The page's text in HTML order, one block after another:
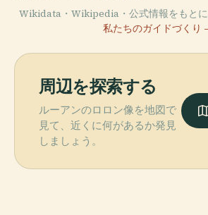
Wikidata・Wikipedia・公式情報をもとに
私たちのガイドづくり
周辺を探索する
ルーアンのロロン像を地図で
見て、近くに何があるか発見
しましょう。